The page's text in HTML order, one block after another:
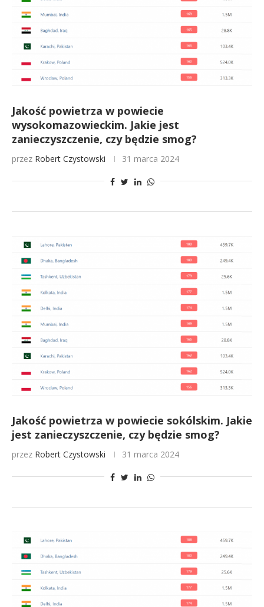
Jakość powietrza w powiecie
wysokomazowieckim. Jakie jest
zanieczyszczenie, czy będzie smog?
przez Robert Czystowski 31 marca 2024
Jakość powietrza w powiecie sokólskim. Jakie
jest zanieczyszczenie, czy będzie smog?
przez Robert Czystowski 31 marca 2024